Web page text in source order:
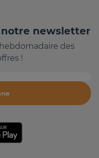
notre newsletter
des
!